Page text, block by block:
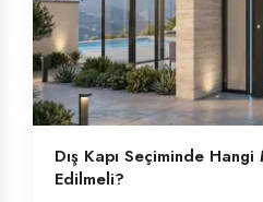
Dış Kapı Seçiminde
Edilmeli?